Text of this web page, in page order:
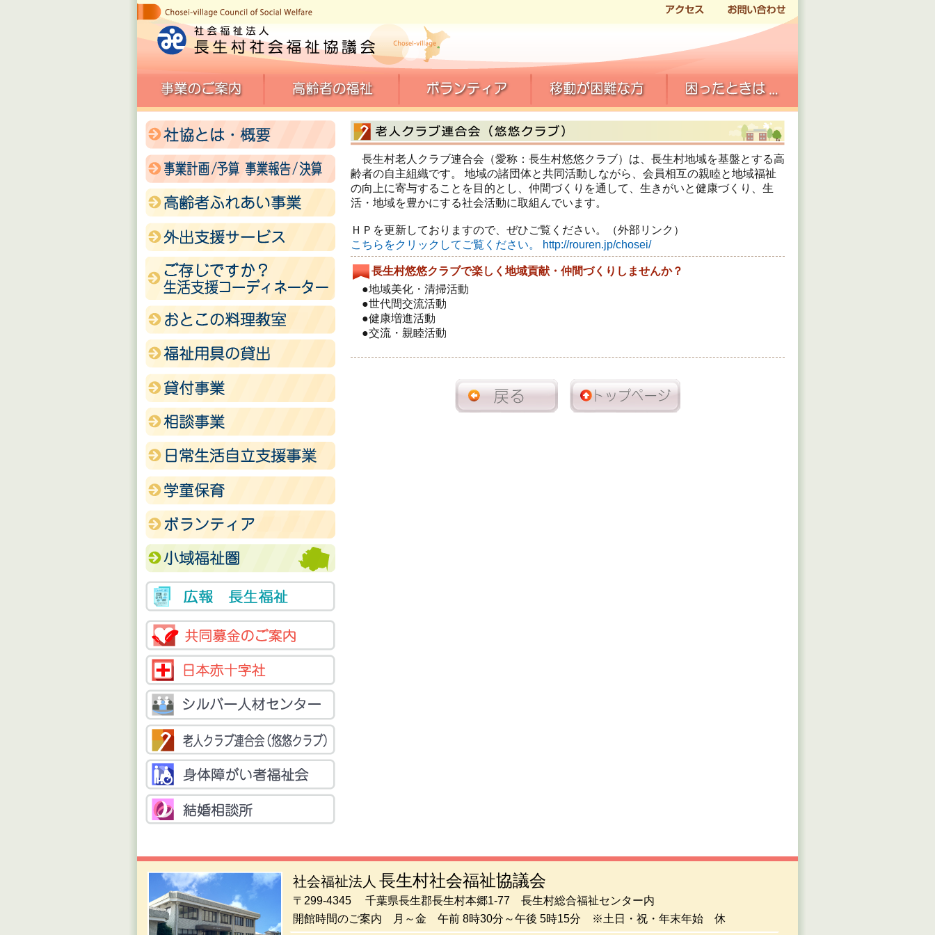
長生村老人クラブ連合会（愛称：長生村悠悠クラブ）は、長生村地域を基盤とする高
齢者の自主組織です。 地域の諸団体と共同活動しながら、会員相互の親睦と地域福祉
の向上に寄与することを目的とし、仲間づくりを通して、生きがいと健康づくり、生
活・地域を豊かにする社会活動に取組んでいます。
ＨＰを更新しておりますので、ぜひご覧ください。（外部リンク）
こちらをクリックしてご覧ください。 http://rouren.jp/chosei/
長生村悠悠クラブで楽しく地域貢献・仲間づくりしませんか？
●地域美化・清掃活動
●世代間交流活動
●健康増進活動
●交流・親睦活動
社会福祉法人 長生村社会福祉協議会
〒299-4345 千葉県長生郡長生村本郷1-77 長生村総合福祉センター内
開館時間のご案内 月～金 午前 8時30分～午後 5時15分 ※土日・祝・年末年始 休